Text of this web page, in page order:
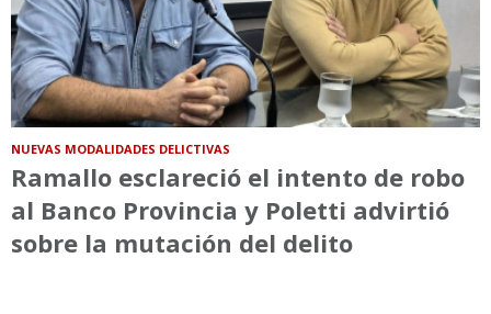
NUEVAS MODALIDADES DELICTIVAS
Ramallo esclareció el intento de robo
al Banco Provincia y Poletti advirtió
sobre la mutación del delito